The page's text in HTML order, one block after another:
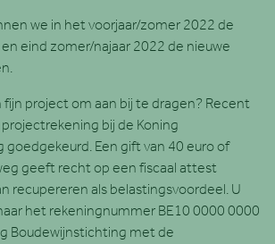
we in het voorjaar/zomer 2022 de
eind zomer/najaar 2022 de nieuwe
fijn project om aan bij te dragen? Recent
bij de Koning
goedgekeurd. Een gift van 40 euro of
geeft recht op een fiscaal attest
recupereren als belastingsvoordeel. U
het rekeningnummer BE10 0000 0000
Boudewijnstichting met de